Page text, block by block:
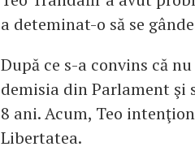
a deteminat-o să se
După ce s-a convins că
demisia din Parlament şi
8 ani. Acum, Teo
Libertatea.